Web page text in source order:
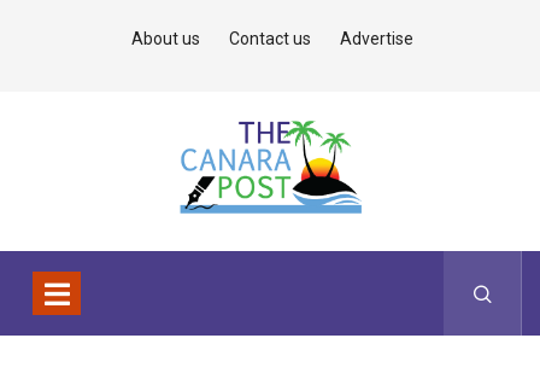
About us Contact us Advertise